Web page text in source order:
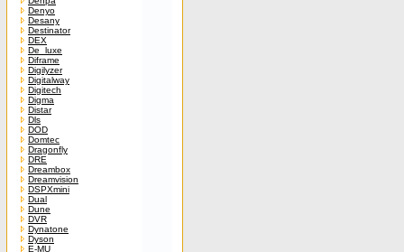
Denyo
Desany
Destinator
DEX
De_luxe
Diframe
Digilyzer
Digitalway
Digitech
Digma
Distar
Dls
DOD
Domtec
Dragonfly
DRE
Dreambox
Dreamvision
DSPXmini
Dual
Dune
DVR
Dynatone
Dyson
E-MU